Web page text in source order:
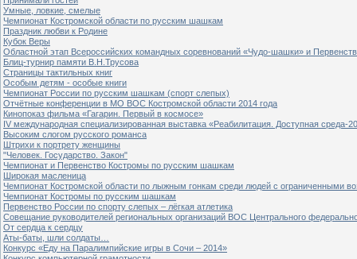
Умные, ловкие, смелые
Чемпионат Костромской области по русским шашкам
Праздник любви к Родине
Кубок Веры
Областной этап Всероссийских командных соревнований «Чудо-шашки» и
Блиц-турнир памяти В.Н.Трусова
Страницы тактильных книг
Особым детям - особые книги
Чемпионат России по русским шашкам (спорт слепых)
Отчётные конференции в МО ВОС Костромской области 2014 года
Кинопоказ фильма «Гагарин. Первый в космосе»
IV международная специализированная выставка «Реабилитация. Доступная среда-
Высоким слогом русского романса
Штрихи к портрету женщины
"Человек. Государство. Закон"
Чемпионат и Первенство Костромы по русским шашкам
Широкая масленица
Чемпионат Костромской области по лыжным гонкам среди людей с ограниченными
Чемпионат Костромы по русским шашкам
Первенство России по спорту слепых – лёгкая атлетика
Совещание руководителей региональных организаций ВОС Центрального
От сердца к сердцу
Аты-баты, шли солдаты…
Конкурс «Еду на Паралимпийские игры в Сочи – 2014»